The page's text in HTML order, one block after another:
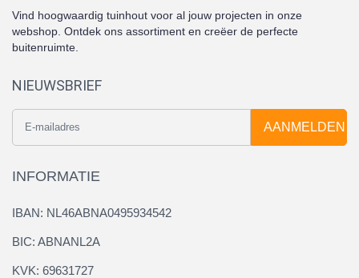
Vind hoogwaardig tuinhout voor al jouw projecten in onze
webshop. Ontdek ons assortiment en creëer de perfecte
buitenruimte.
NIEUWSBRIEF
AANMELDEN
INFORMATIE
IBAN: NL46ABNA0495934542
BIC: ABNANL2A
KVK: 69631727